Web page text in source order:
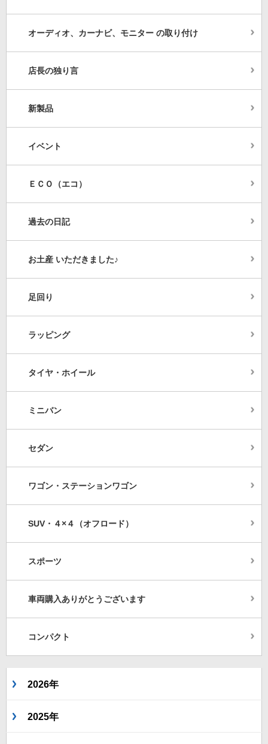
オーディオ、カーナビ、モニター の取り付け
店長の独り言
新製品
イベント
ＥＣＯ（エコ）
過去の日記
お土産 いただきました♪
足回り
ラッピング
タイヤ・ホイール
ミニバン
セダン
ワゴン・ステーションワゴン
SUV・４×４（オフロード）
スポーツ
車両購入ありがとうございます
コンパクト
2026年
2025年